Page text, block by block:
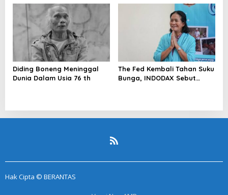
Blockchain
Diding Boneng Meninggal
Dunia Dalam Usia 76 th
The Fed Kembali Tahan Suku
Bunga, INDODAX Sebut
Hak Cipta © BERANTAS